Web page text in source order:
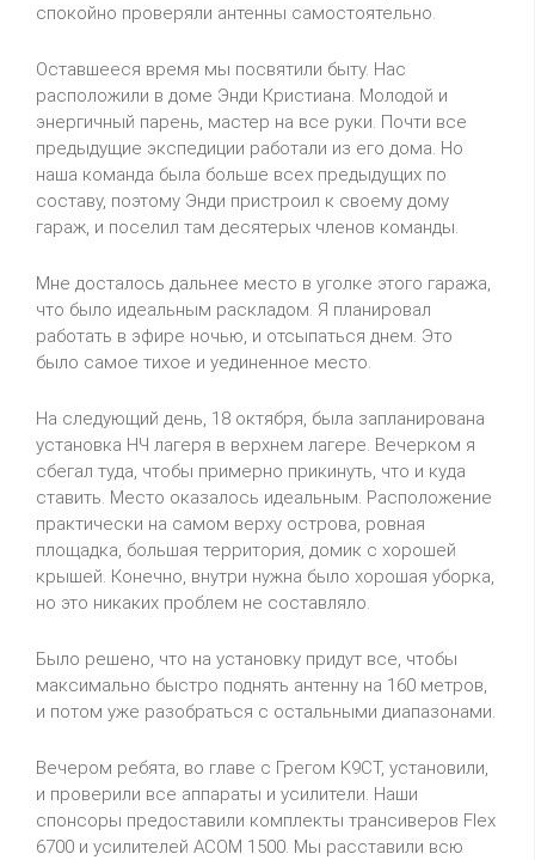
спокойно проверяли антенны самостоятельно.
Оставшееся время мы посвятили быту. Нас
расположили в доме Энди Кристиана. Молодой и
энергичный парень, мастер на все руки. Почти все
предыдущие экспедиции работали из его дома. Но
наша команда была больше всех предыдущих по
составу, поэтому Энди пристроил к своему дому
гараж, и поселил там десятерых членов команды.
Мне досталось дальнее место в уголке этого гаража,
что было идеальным раскладом. Я планировал
работать в эфире ночью, и отсыпаться днем. Это
было самое тихое и уединенное место.
На следующий день, 18 октября, была запланирована
установка НЧ лагеря в верхнем лагере. Вечерком я
сбегал туда, чтобы примерно прикинуть, что и куда
ставить. Место оказалось идеальным. Расположение
практически на самом верху острова, ровная
площадка, большая территория, домик с хорошей
крышей. Конечно, внутри нужна было хорошая уборка,
но это никаких проблем не составляло.
Было решено, что на установку придут все, чтобы
максимально быстро поднять антенну на 160 метров,
и потом уже разобраться с остальными диапазонами.
Вечером ребята, во главе с Грегом K9CT, установили,
и проверили все аппараты и усилители. Наши
спонсоры предоставили комплекты трансиверов Flex
6700 и усилителей ACOM 1500. Мы расставили всю